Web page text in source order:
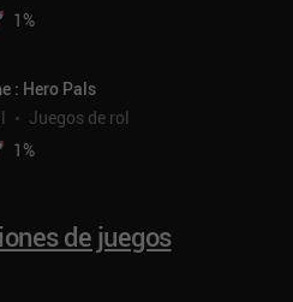
1%
: Hero Pals
Juegos de rol
1%
de juegos